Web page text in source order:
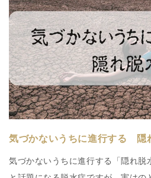
気づかないうちに進行する 隠
気づかないうちに進行する「隠れ脱